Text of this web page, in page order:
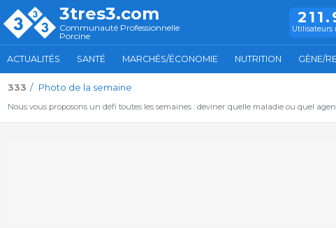
3tres3.com
Communauté Professionnelle
Porcine
Utilisateurs
ACTUALITÉS SANTÉ MARCHÉS/ÉCONOMIE NUTRITION GÈNE/
333 Photo de la semaine
Nous vous proposons un défi toutes les semaines : deviner quelle maladie ou quel